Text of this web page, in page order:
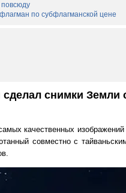
по субфлагманской цене
снимки Земли
качественных
совместно с